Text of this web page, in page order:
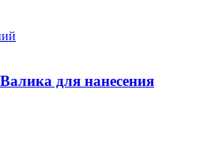
для нанесения